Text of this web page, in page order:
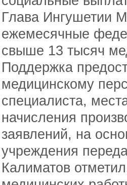
Глава Ингушетии
ежемесячные
свыше 13 тысяч
Поддержка
медицинскому
специалиста,
начисления
заявлений, на
учреждения
Калиматов